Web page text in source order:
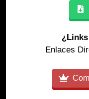
Enlaces